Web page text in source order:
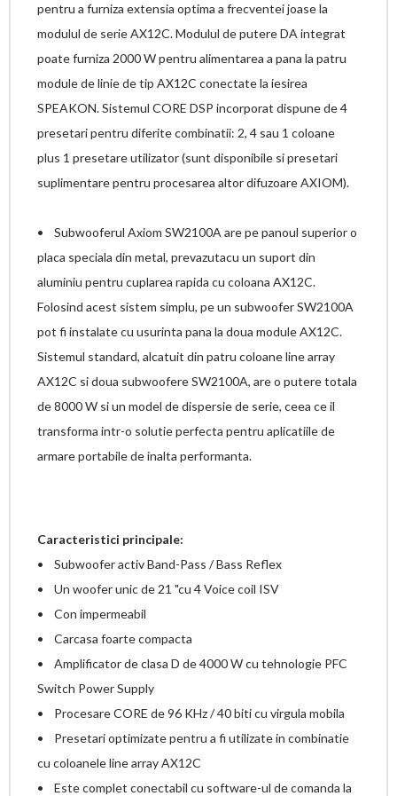
pentru a furniza extensia optima a frecventei joase la
modulul de serie AX12C. Modulul de putere DA integrat
poate furniza 2000 W pentru alimentarea a pana la patru
module de linie de tip AX12C conectate la iesirea
SPEAKON. Sistemul CORE DSP incorporat dispune de 4
presetari pentru diferite combinatii: 2, 4 sau 1 coloane
plus 1 presetare utilizator (sunt disponibile si presetari
suplimentare pentru procesarea altor difuzoare AXIOM).
• Subwooferul Axiom SW2100A are pe panoul superior o
placa speciala din metal, prevazutacu un suport din
aluminiu pentru cuplarea rapida cu coloana AX12C.
Folosind acest sistem simplu, pe un subwoofer SW2100A
pot fi instalate cu usurinta pana la doua module AX12C.
Sistemul standard, alcatuit din patru coloane line array
AX12C si doua subwoofere SW2100A, are o putere totala
de 8000 W si un model de dispersie de serie, ceea ce il
transforma intr-o solutie perfecta pentru aplicatiile de
armare portabile de inalta performanta.
Caracteristici principale:
• Subwoofer activ Band-Pass / Bass Reflex
• Un woofer unic de 21 "cu 4 Voice coil ISV
• Con impermeabil
• Carcasa foarte compacta
• Amplificator de clasa D de 4000 W cu tehnologie PFC
Switch Power Supply
• Procesare CORE de 96 KHz / 40 biti cu virgula mobila
• Presetari optimizate pentru a fi utilizate in combinatie
cu coloanele line array AX12C
• Este complet conectabil cu software-ul de comanda la